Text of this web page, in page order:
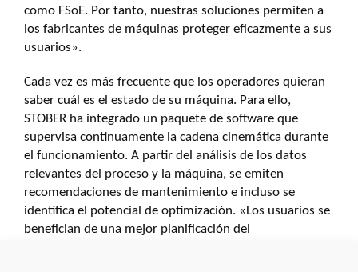
como FSoE. Por tanto, nuestras soluciones permiten a
los fabricantes de máquinas proteger eficazmente a sus
usuarios».
Cada vez es más frecuente que los operadores quieran
saber cuál es el estado de su máquina. Para ello,
STOBER ha integrado un paquete de software que
supervisa continuamente la cadena cinemática durante
el funcionamiento. A partir del análisis de los datos
relevantes del proceso y la máquina, se emiten
recomendaciones de mantenimiento e incluso se
identifica el potencial de optimización. «Los usuarios se
benefician de una mejor planificación del